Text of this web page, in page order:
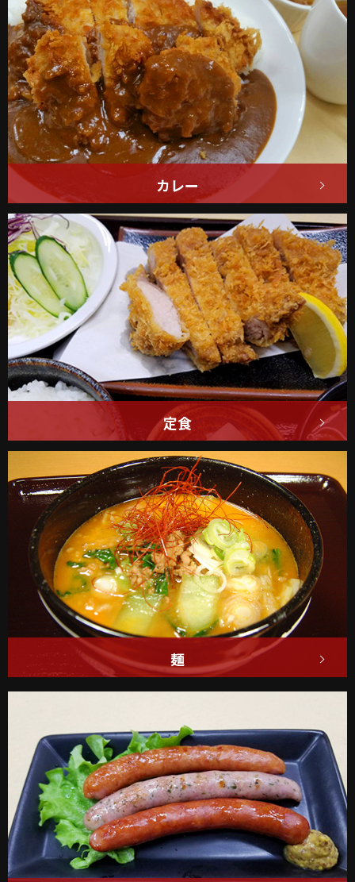
カレー
豚丼に次ぐ、
当店自慢のメニューです！
詳しくはこちら
定食
ロースかつやトンテキ、
しょうが焼きなども人気です！
詳しくはこちら
麺
コクのある「ウマ辛い」
詳しくはこちら